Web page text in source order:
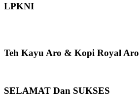
LPKNI
Teh Kayu Aro & Kopi Royal Aro
SELAMAT Dan SUKSES